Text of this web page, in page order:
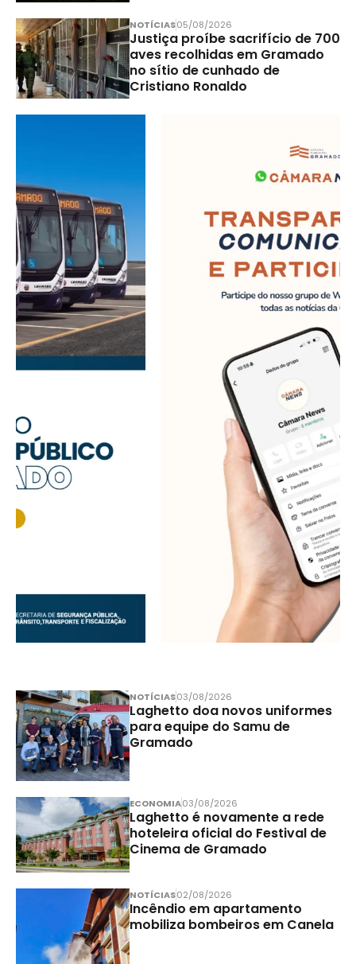
NOTÍCIAS05/08/2026
Justiça proíbe sacrifício de 700
aves recolhidas em Gramado
no sítio de cunhado de
Cristiano Ronaldo
NOTÍCIAS03/08/2026
Laghetto doa novos uniformes
para equipe do Samu de
Gramado
ECONOMIA03/08/2026
Laghetto é novamente a rede
hoteleira oficial do Festival de
Cinema de Gramado
NOTÍCIAS02/08/2026
Incêndio em apartamento
mobiliza bombeiros em Canela